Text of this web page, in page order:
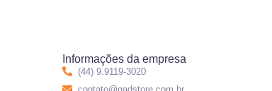
Informações da empresa
(44) 9.9119-3020